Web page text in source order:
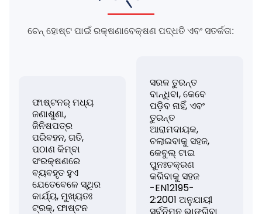
ଚେନ୍ ହୋଷ୍ଟ ପାଇଁ ରକ୍ଷଣାବେକ୍ଷଣ ପଦ୍ଧତି ଏବଂ ସତର୍କତା:
ଫାଷ୍ଟନର୍ ମଧ୍ୟ
ଜଣାଶୁଣା,
ଜିନିଷପତ୍ର
ପରିବହନ, ଗତି,
ପଠାଣ କିମ୍ବା
ସଂରକ୍ଷଣରେ
ବ୍ୟବହୃତ ହୁଏ
ଯେତେବେଳେ ସ୍ଥିର
କାର୍ଯ୍ୟ, ମୁଖ୍ୟତଃ
ଟ୍ରକ୍, ଫାଷ୍ଟନ
ସରଳ ତୁରନ୍ତ
ବାନ୍ଧିବା, କେବେ
ପଡ଼ିବ ନାହିଁ, ଏବଂ
ତୁରନ୍ତ
ଆରାମଦାୟକ,
ଚଲାଇବାକୁ ସହଜ,
କେବୁଲ୍ ଟାଇ
ପୁନଃଚକ୍ରଣ
କରିବାକୁ ସହଜ
-EN12195-
2:2001 ଅନୁଯାୟୀ